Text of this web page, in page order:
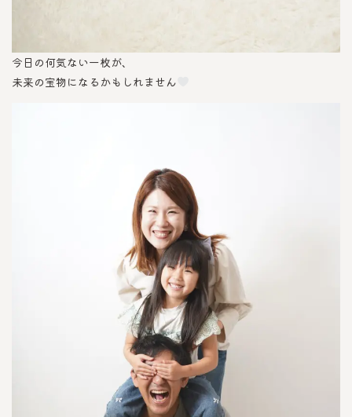
今日の何気ない一枚が、
未来の宝物になるかもしれません